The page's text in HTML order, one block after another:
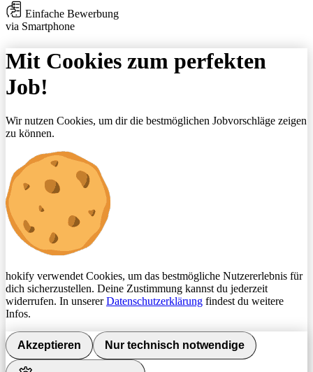
Einfache Bewerbung
via Smartphone
Mit Cookies zum perfekten
Job!
Wir nutzen Cookies, um dir die bestmöglichen Jobvorschläge zeigen
zu können.
hokify verwendet Cookies, um das bestmögliche Nutzererlebnis für
dich sicherzustellen. Deine Zustimmung kannst du jederzeit
widerrufen. In unsererDatenschutzerklärung findest du weitere
Infos.
Akzeptieren Nur technisch notwendige